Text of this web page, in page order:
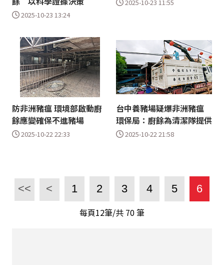
2025-10-23 13:24
2025-10-23 11:55
防非洲豬瘟 環境部啟動廚
餘應變確保不進豬場
2025-10-22 22:33
台中養豬場疑爆非洲豬瘟
環保局：廚餘為清潔隊提供
2025-10-22 21:58
<< < 1 2 3 4 5 6
每頁12筆/共 70筆